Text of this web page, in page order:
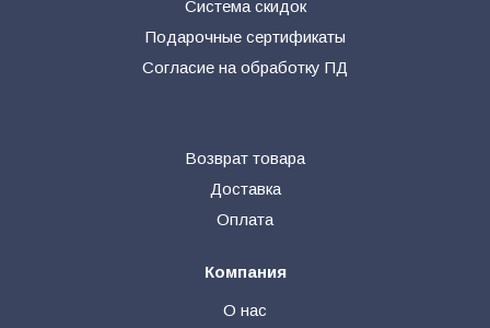
Система скидок
Подарочные сертификаты
Согласие на обработку ПД
Возврат товара
Доставка
Оплата
Компания
О нас